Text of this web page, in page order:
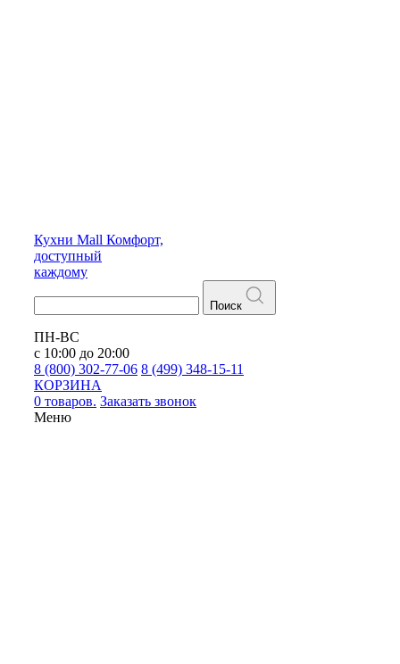
Кухни Mall Комфорт,
доступный
каждому
Поиск
ПН-ВС
с 10:00 до 20:00
8 (800) 302-77-06 8 (499) 348-15-11
КОРЗИНА
0 товаров. Заказать звонок
Меню